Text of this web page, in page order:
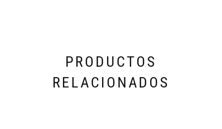
PRODUCTOS
RELACIONADOS